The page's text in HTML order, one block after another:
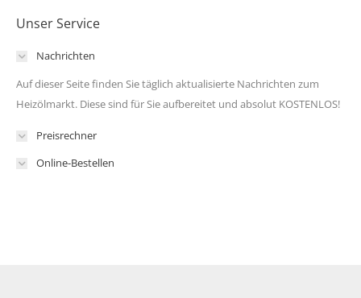
Unser Service
Nachrichten
Auf dieser Seite finden Sie täglich aktualisierte Nachrichten zum
Heizölmarkt. Diese sind für Sie aufbereitet und absolut KOSTENLOS!
Preisrechner
Online-Bestellen